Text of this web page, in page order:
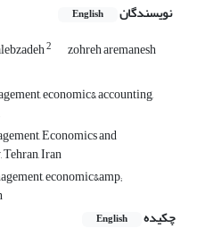
نویسندگان English
2 zohreh aremanesh
economic& accounting,
Economics and
Iran
economic&amp;
چکیده
English